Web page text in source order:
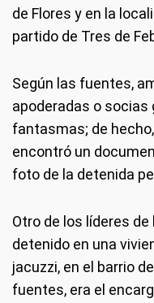
de Flores y en la
partido de Tres de
Según las fuentes,
apoderadas o
fantasmas; de
encontró un
foto de la detenida
Otro de los líderes
detenido en una
jacuzzi, en el barrio
fuentes, era el